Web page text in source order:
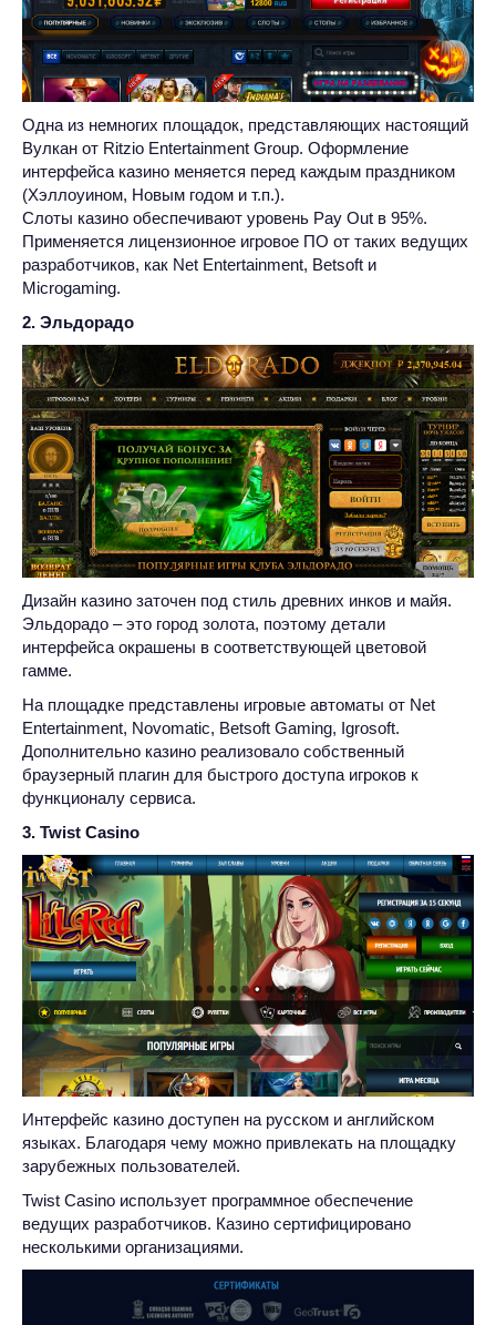
Одна из немногих площадок, представляющих настоящий
Вулкан от Ritzio Entertainment Group. Оформление
интерфейса казино меняется перед каждым праздником
(Хэллоуином, Новым годом и т.п.).
Слоты казино обеспечивают уровень Pay Out в 95%.
Применяется лицензионное игровое ПО от таких ведущих
разработчиков, как Net Entertainment, Betsoft и
Microgaming.
2. Эльдорадо
Дизайн казино заточен под стиль древних инков и майя.
Эльдорадо – это город золота, поэтому детали
интерфейса окрашены в соответствующей цветовой
гамме.
На площадке представлены игровые автоматы от Net
Entertainment, Novomatic, Betsoft Gaming, Igrosoft.
Дополнительно казино реализовало собственный
браузерный плагин для быстрого доступа игроков к
функционалу сервиса.
3. Twist Casino
Интерфейс казино доступен на русском и английском
языках. Благодаря чему можно привлекать на площадку
зарубежных пользователей.
Twist Casino использует программное обеспечение
ведущих разработчиков. Казино сертифицировано
несколькими организациями.